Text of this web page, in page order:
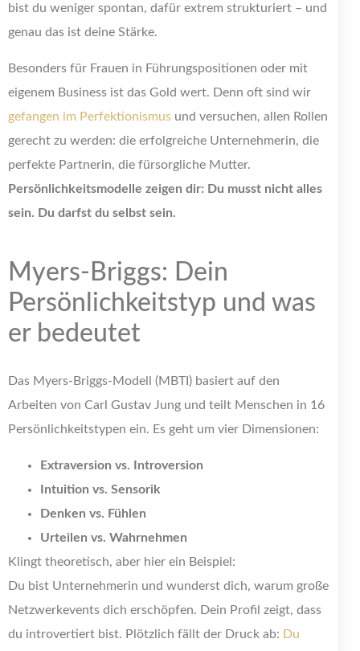
bist du weniger spontan, dafür extrem strukturiert – und
genau das ist deine Stärke.
Besonders für Frauen in Führungspositionen oder mit
eigenem Business ist das Gold wert. Denn oft sind wir
gefangen im Perfektionismus und versuchen, allen Rollen
gerecht zu werden: die erfolgreiche Unternehmerin, die
perfekte Partnerin, die fürsorgliche Mutter.
Persönlichkeitsmodelle zeigen dir: Du musst nicht alles
sein. Du darfst du selbst sein.
Myers-Briggs: Dein
Persönlichkeitstyp und was
er bedeutet
Das Myers-Briggs-Modell (MBTI) basiert auf den
Arbeiten von Carl Gustav Jung und teilt Menschen in 16
Persönlichkeitstypen ein. Es geht um vier Dimensionen:
Extraversion vs. Introversion
Intuition vs. Sensorik
Denken vs. Fühlen
Urteilen vs. Wahrnehmen
Klingt theoretisch, aber hier ein Beispiel:
Du bist Unternehmerin und wunderst dich, warum große
Netzwerkevents dich erschöpfen. Dein Profil zeigt, dass
du introvertiert bist. Plötzlich fällt der Druck ab: Du